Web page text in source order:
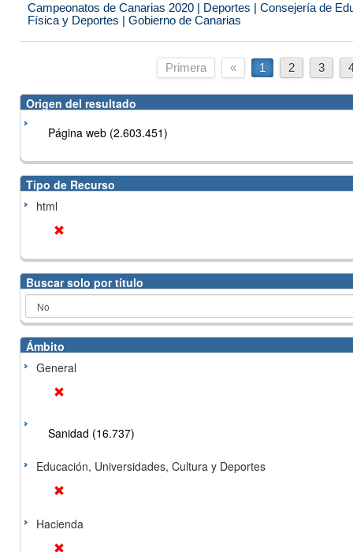
Campeonatos de Canarias 2020 | Deportes | Consejería de
Física y Deportes | Gobierno de Canarias
Primera « 1 2 3
Origen del resultado
Página web (2.603.451)
Tipo de Recurso
html
Buscar solo por título
Ámbito
General
Sanidad (16.737)
Educación, Universidades, Cultura y Deportes
Hacienda